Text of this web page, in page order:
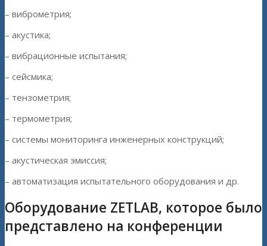
– виброметрия;
– акустика;
– вибрационные испытания;
– сейсмика;
– тензометрия;
– термометрия;
– системы мониторинга инженерных конструкций;
– акустическая эмиссия;
– автоматизация испытательного оборудования и др.
Оборудование ZETLAB, которое было
представлено на конференции